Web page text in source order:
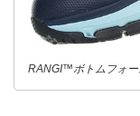
RANGI™ボトムフォー